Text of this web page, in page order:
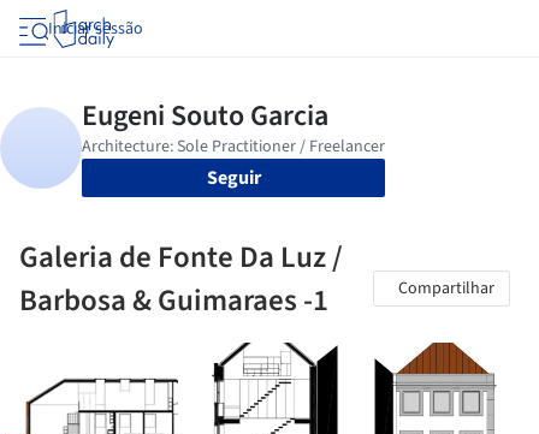
Iniciar sessão
Seguir
Galeria de Fonte Da Luz /
Barbosa & Guimaraes -1
Compartilhar